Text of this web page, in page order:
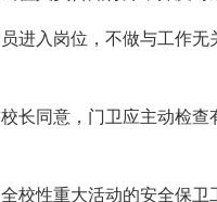
进入岗位，不做与工作
长同意，门卫应主动检
校性重大活动的安全保卫